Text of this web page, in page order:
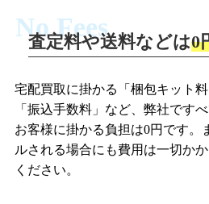
No Fees
査定料や送料などは0
宅配買取に掛かる「梱包キット
「振込手数料」など、弊社です
お客様に掛かる負担は0円です。
ルされる場合にも費用は一切か
ください。